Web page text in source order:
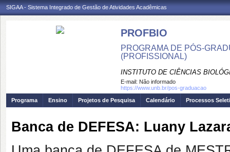
SIGAA - Sistema Integrado de Gestão de Atividades Acadêmicas
PROFBIO
PROGRAMA DE PÓS-
(PROFISSIONAL)
INSTITUTO DE CIÊNCIAS
E-mail: Não informado
https://www.unb.br/pos-graduacao
Programa
Ensino Projetos de Pesquisa Calendário Processos
Banca de DEFESA: Luany